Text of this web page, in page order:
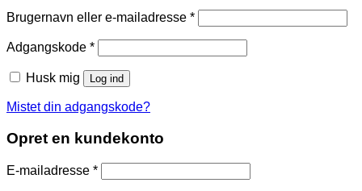
Brugernavn eller e-mailadresse *
Adgangskode *
Husk mig Log ind
Mistet din adgangskode?
Opret en kundekonto
E-mailadresse *